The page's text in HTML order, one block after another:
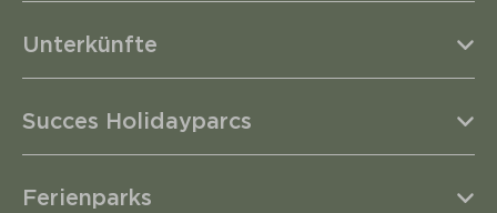
Unterkünfte
Succes Holidayparcs
Ferienparks